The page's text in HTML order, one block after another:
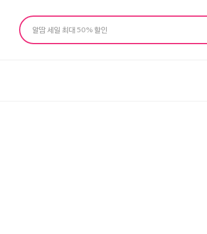
알땀 세일 최대 50% 할인